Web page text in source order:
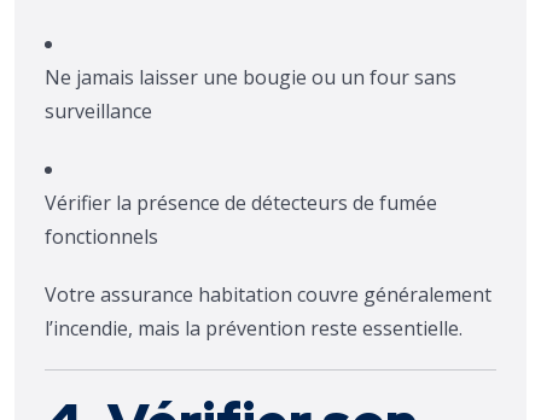
Ne jamais laisser une bougie ou un four sans
surveillance
Vérifier la présence de détecteurs de fumée
fonctionnels
Votre assurance habitation couvre généralement
l’incendie, mais la prévention reste essentielle.